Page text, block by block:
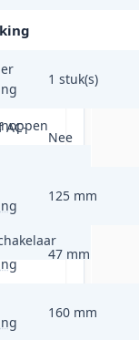
1 stuk(s)
AC-
Nee
125 mm
47 mm
160 mm